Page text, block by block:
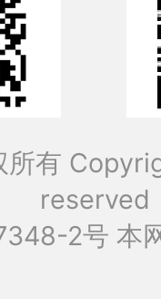
所有
reserved
2号 本